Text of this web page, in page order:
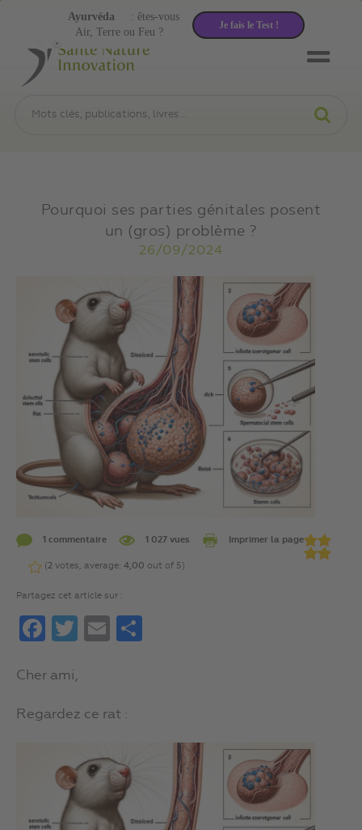
Pourquoi ses parties génitales posent
un (gros) problème ?
26/09/2024
1 commentaire 1 027 vues Imprimer la page
(2 votes, average: 4,00 out of 5)
Partagez cet article sur :
FacebookTwitterEmail
Cher ami,
Regardez ce rat :
Air, Terre ou Feu ?
Ayurvéda : êtes-vous
Je fais le Test !